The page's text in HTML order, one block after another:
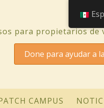
para propietarios de
Done para ayudar a
CAMPUS